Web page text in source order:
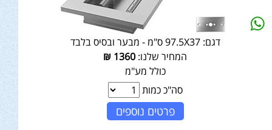
דגם: 97.5X37 ס"מ - מבער ובסיס בלבד
המחיר שלנו: 1360
₪
כולל מע"מ
סה"כ כמות
פרטים נוספים